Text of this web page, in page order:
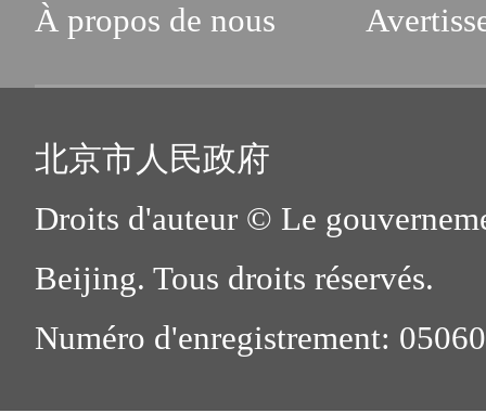
À propos de nous
北京市人民政府
Droits d'auteur © Le
Beijing. Tous droits réservés.
Numéro d'enregistrement: